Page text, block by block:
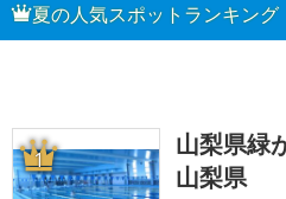
夏の人気スポットランキング
1
山梨県緑
山梨県